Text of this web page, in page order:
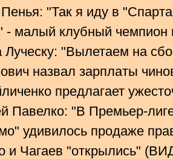
"Так я иду в
- малый клубный чемпион
Луческу: "Вылетаем на
назвал зарплаты
предлагает
Павелко: "В Премьер-
удивилось продаже
и Чагаев "открылись"